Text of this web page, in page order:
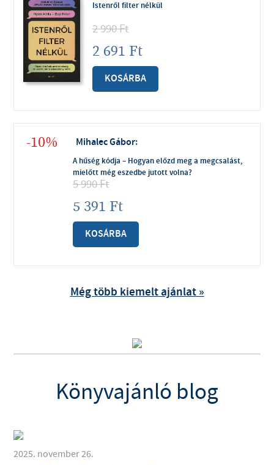
Istenről filter nélkül
2 990Ft
2 691 Ft
KOSÁRBA
-10% Mihalec Gábor:
A hűség kódja – Hogyan előzd meg a megcsalást,
mielőtt még eszedbe jutott volna?
5 990Ft
5 391 Ft
KOSÁRBA
Még több kiemelt ajánlat »
Könyvajánló blog
2025. november 26.